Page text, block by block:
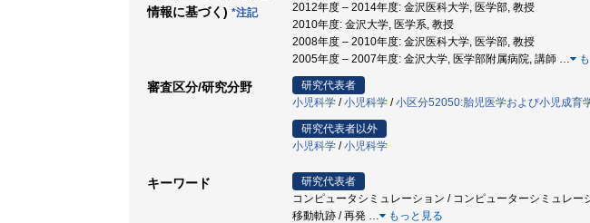
情報に基づく) *注記
2012年度 – 2014年度: 金沢医科大学, 医学部, 教授
2010年度: 金沢大学, 医学系, 教授
2008年度 – 2010年度: 金沢医科大学, 医学部, 教授
2005年度 – 2007年度: 金沢大学, 医学部附属病院, 講師 …
審査区分/研究分野
研究代表者
小児科学 /小児科学 /小区分52050:胎児医学および小児成育
研究代表者以外
小児科学 /小児科学
キーワード
研究代表者
コンピュータシミュレーション / コンピューターシミュレ
移動軌跡 / 再発 … もっと見る